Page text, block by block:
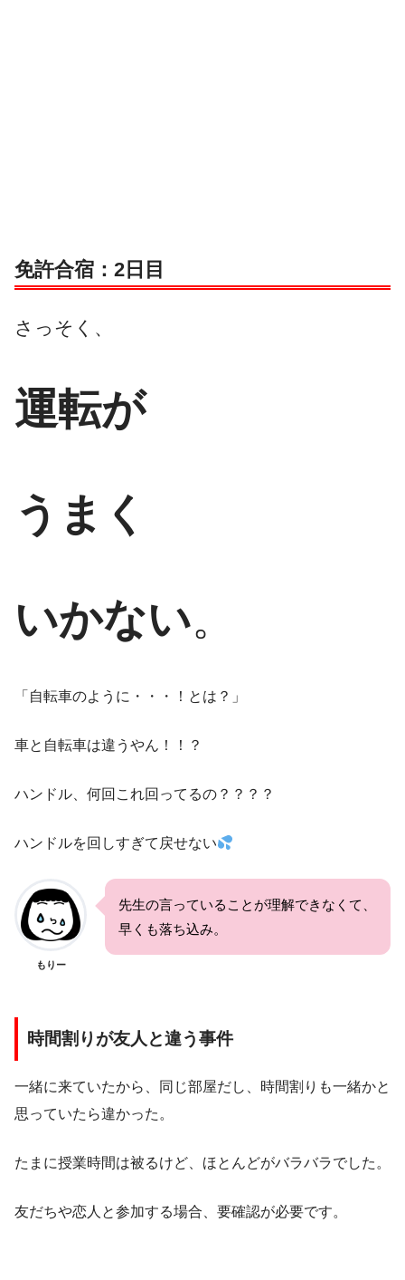
免許合宿：2日目
さっそく、
運転が
うまく
いかない。
「自転車のように・・・！とは？」
車と自転車は違うやん！！？
ハンドル、何回これ回ってるの？？？？
ハンドルを回しすぎて戻せない
もりー
先生の言っていることが理解できなくて、
早くも落ち込み。
時間割りが友人と違う事件
一緒に来ていたから、同じ部屋だし、時間割りも一緒かと
思っていたら違かった。
たまに授業時間は被るけど、ほとんどがバラバラでした。
友だちや恋人と参加する場合、要確認が必要です。